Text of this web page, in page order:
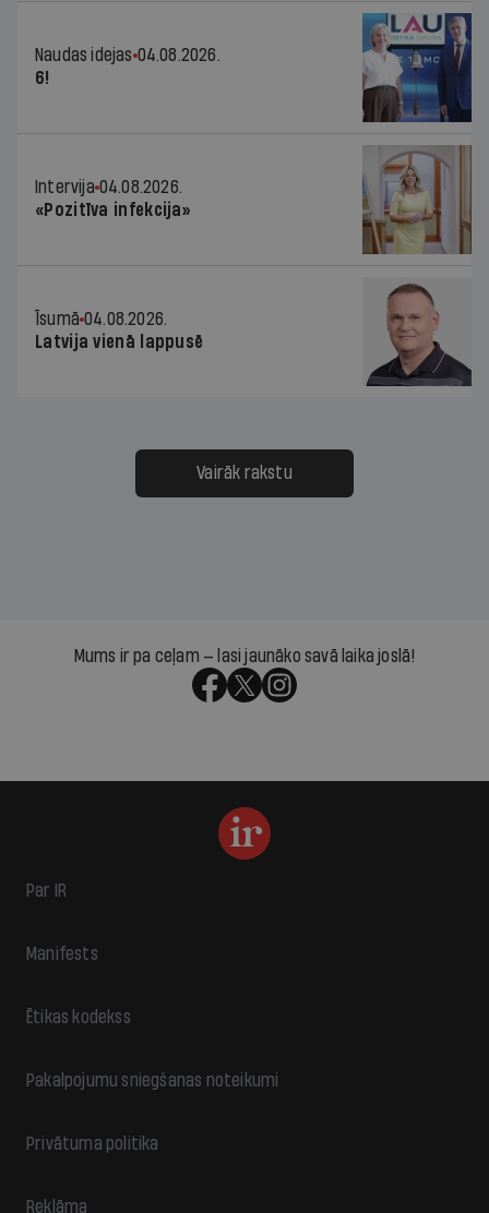
Naudas idejas 04.08.2026.
6!
Intervija 04.08.2026.
«Pozitīva infekcija»
Īsumā 04.08.2026.
Latvija vienā lappusē
Vairāk rakstu
Mums ir pa ceļam — lasi jaunāko savā laika joslā!
Par IR
Manifests
Ētikas kodekss
Pakalpojumu sniegšanas noteikumi
Privātuma politika
Reklāma